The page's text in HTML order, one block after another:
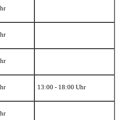
13:00 - 18:00 Uhr